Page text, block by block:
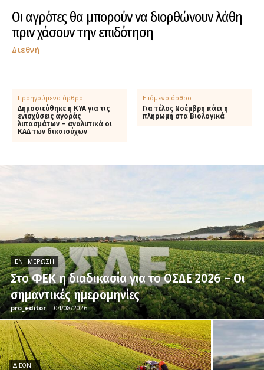
Οι αγρότες θα μπορούν να διορθώνουν λάθη
πριν χάσουν την επιδότηση
Διεθνή
Προηγούμενο άρθρο
Δημοσιεύθηκε η ΚΥΑ για τις
ενισχύσεις αγοράς
λιπασμάτων – αναλυτικά οι
ΚΑΔ των δικαιούχων
Επόμενο άρθρο
Για τέλος Νοέμβρη πάει η
πληρωμή στα Βιολογικά
ΕΝΗΜΈΡΩΣΗ
Στο ΦΕΚ η διαδικασία για το ΟΣΔΕ 2026 – Οι
σημαντικές ημερομηνίες
pro_editor - 04/08/2026
ΔΙΕΘΝΉ